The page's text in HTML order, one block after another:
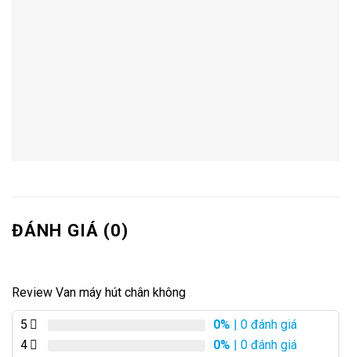
ĐÁNH GIÁ (0)
Review Van máy hút chân không
5 0% | 0 đánh giá
4
0% | 0 đánh giá